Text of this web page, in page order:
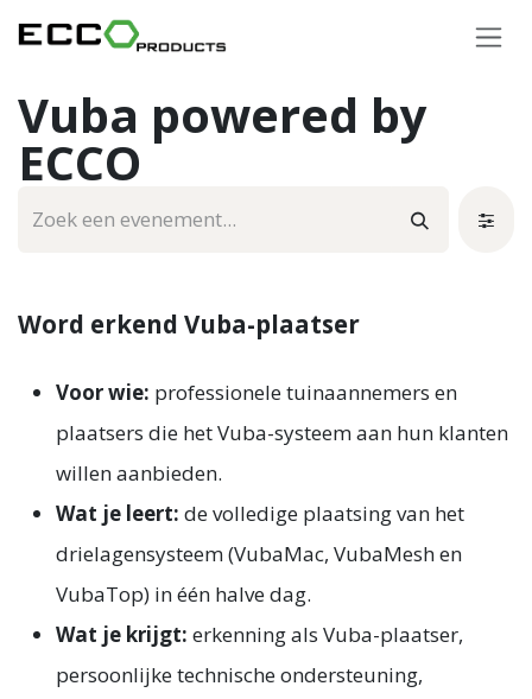
Vuba powered by
ECCO
Word erkend Vuba-plaatser
Voor wie: professionele tuinaannemers en
plaatsers die het Vuba-systeem aan hun klanten
willen aanbieden.
Wat je leert: de volledige plaatsing van het
drielagensysteem (VubaMac, VubaMesh en
VubaTop) in één halve dag.
Wat je krijgt: erkenning als Vuba-plaatser,
persoonlijke technische ondersteuning,